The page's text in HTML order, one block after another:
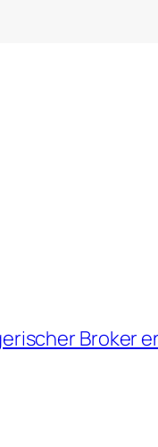
Broker